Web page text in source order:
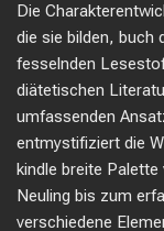
Die
die sie bilden, buch
fesselnden
diätetischen
umfassenden
entmystifiziert die
kindle breite
Neuling bis zum
verschiedene